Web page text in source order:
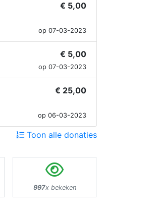
€ 5,00
op 07-03-2023
€ 5,00
op 07-03-2023
€ 25,00
op 06-03-2023
Toon alle donaties
997x bekeken